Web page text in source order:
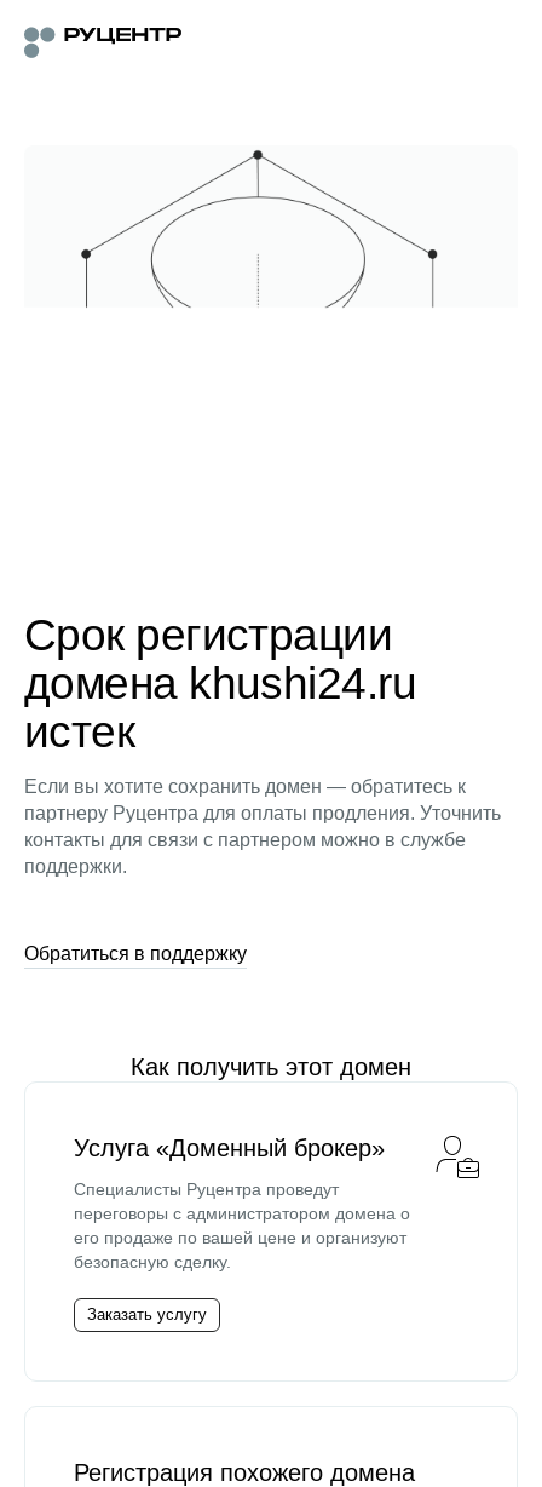
Срок регистрации
домена khushi24.ru
истек
Если вы хотите сохранить домен — обратитесь к
партнеру Руцентра для оплаты продления. Уточнить
контакты для связи с партнером можно в службе
поддержки.
Обратиться в поддержку
Как получить этот домен
Услуга «Доменный брокер»
Специалисты Руцентра проведут
переговоры с администратором домена о
его продаже по вашей цене и организуют
безопасную сделку.
Заказать услугу
Регистрация похожего домена